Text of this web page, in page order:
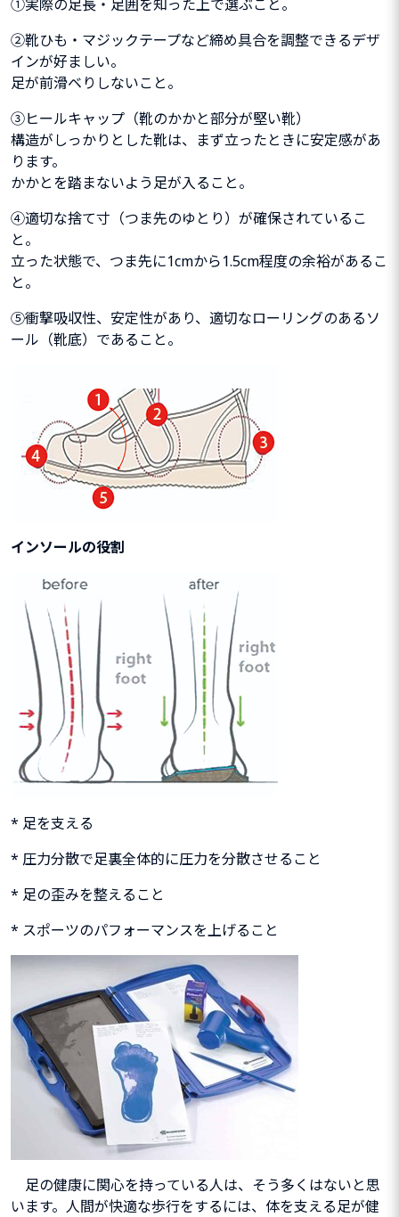
①実際の足長・足囲を知った上で選ぶこと。
②靴ひも・マジックテープなど締め具合を調整できるデザ
インが好ましい。
足が前滑ベりしないこと。
③ヒールキャップ（靴のかかと部分が堅い靴）
構造がしっかりとした靴は、まず立ったときに安定感があ
ります。
かかとを踏まないよう足が入ること。
④適切な捨て寸（つま先のゆとり）が確保されているこ
と。
立った状態で、つま先に1cmから1.5cm程度の余裕があるこ
と。
⑤衝撃吸収性、安定性があり、適切なローリングのあるソ
ール（靴底）であること。
インソールの役割
* 足を支える
* 圧力分散で足裏全体的に圧力を分散させること
* 足の歪みを整えること
* スポーツのパフォーマンスを上げること
足の健康に関心を持っている人は、そう多くはないと思
います。 人間が快適な歩行をするには、体を支える足が健